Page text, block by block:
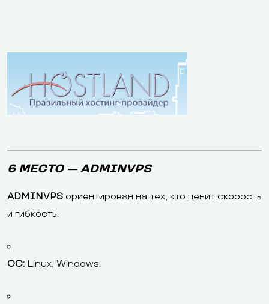
6 МЕСТО — ADMINVPS
ADMINVPS ориентирован на тех, кто ценит скорость
и гибкость.
ОС: Linux, Windows.